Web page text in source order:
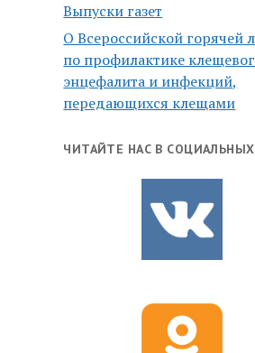
Выпуски газет
О Всероссийской горячей
по профилактике
энцефалита и инфекций,
передающихся клещами
ЧИТАЙТЕ НАС В